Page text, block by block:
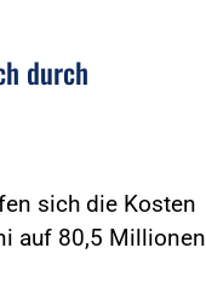
durch
sich die Kosten
auf 80,5 Millionen